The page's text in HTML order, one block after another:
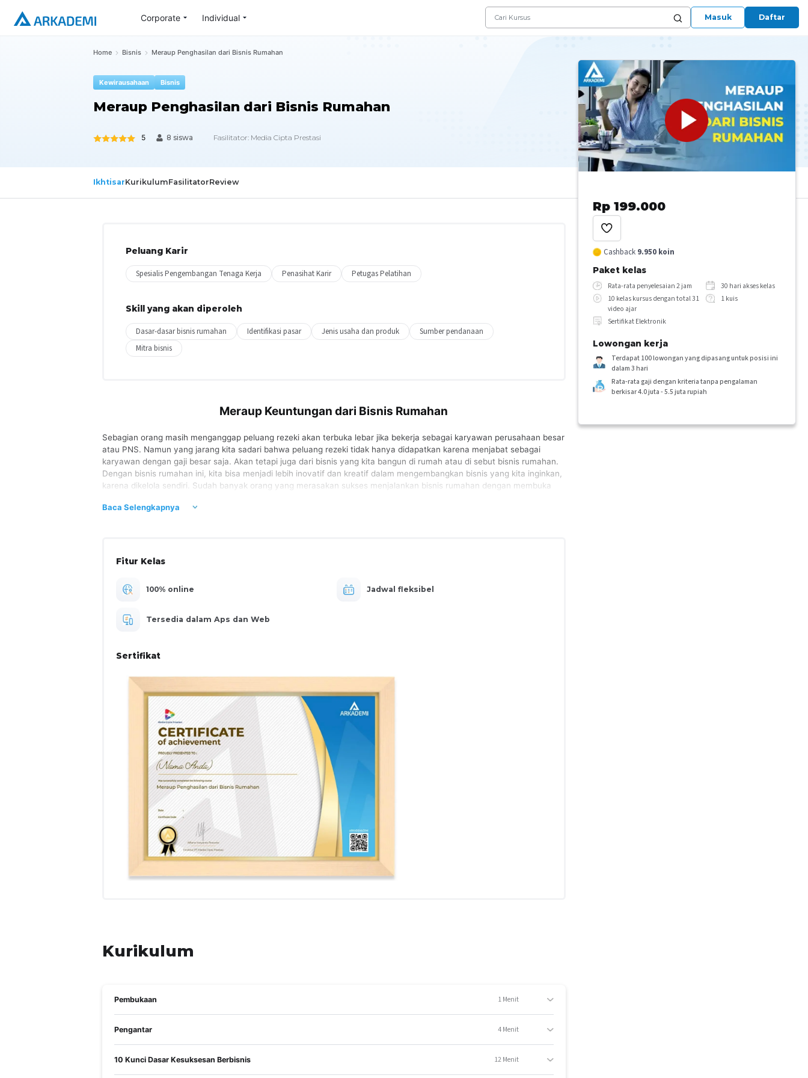
Corporate Individual Masuk Daftar
Home Bisnis Meraup Penghasilan dari Bisnis Rumahan
Kewirausahaan Bisnis
Meraup Penghasilan dari Bisnis Rumahan
5 8 siswa Fasilitator: Media Cipta Prestasi
IkhtisarKurikulumFasilitatorReview
Peluang Karir
Spesialis Pengembangan Tenaga Kerja Penasihat Karir Petugas Pelatihan
Skill yang akan diperoleh
Dasar-dasar bisnis rumahan Identifikasi pasar Jenis usaha dan produk
Sumber pendanaan
Mitra bisnis
Meraup Keuntungan dari Bisnis Rumahan
Sebagian orang masih menganggap peluang rezeki akan terbuka lebar jika bekerja sebagai karyawan perusahaan besar
atau PNS. Namun yang jarang kita sadari bahwa peluang rezeki tidak hanya didapatkan karena menjabat sebagai
karyawan dengan gaji besar saja. Akan tetapi juga dari bisnis yang kita bangun di rumah atau di sebut bisnis rumahan.
Dengan bisnis rumahan ini, kita bisa menjadi lebih inovatif dan kreatif dalam mengembangkan bisnis yang kita inginkan,
karena dikelola sendiri. Sudah banyak orang yang merasakan sukses menjalankan bisnis rumahan dengan membuka
menyadari hal ini. Pada kelas ini kita akan sama-sama mempelajari bagaimana memanfaatkan peluang dalam meraih
TUJUAN PEMBELAJARAN
Membuka paradigma peserta tentang bisnis rumahan
Baca Selengkapnya
Fitur Kelas
100% online Jadwal fleksibel
Tersedia dalam Aps dan Web
Sertifikat
Kurikulum
Pembukaan 1 Menit
Pengantar 4 Menit
10 Kunci Dasar Kesuksesan Berbisnis 12 Menit
Rp 199.000
Cashback 9.950 koin
Paket kelas
Rata-rata penyelesaian 2 jam
30 hari akses kelas
10 kelas kursus dengan total 31
video ajar
1 kuis
Sertifikat Elektronik
Lowongan kerja
Terdapat 100 lowongan yang dipasang untuk posisi ini
dalam 3 hari
Rata-rata gaji dengan kriteria tanpa pengalaman
berkisar 4.0 juta - 5.5 juta rupiah